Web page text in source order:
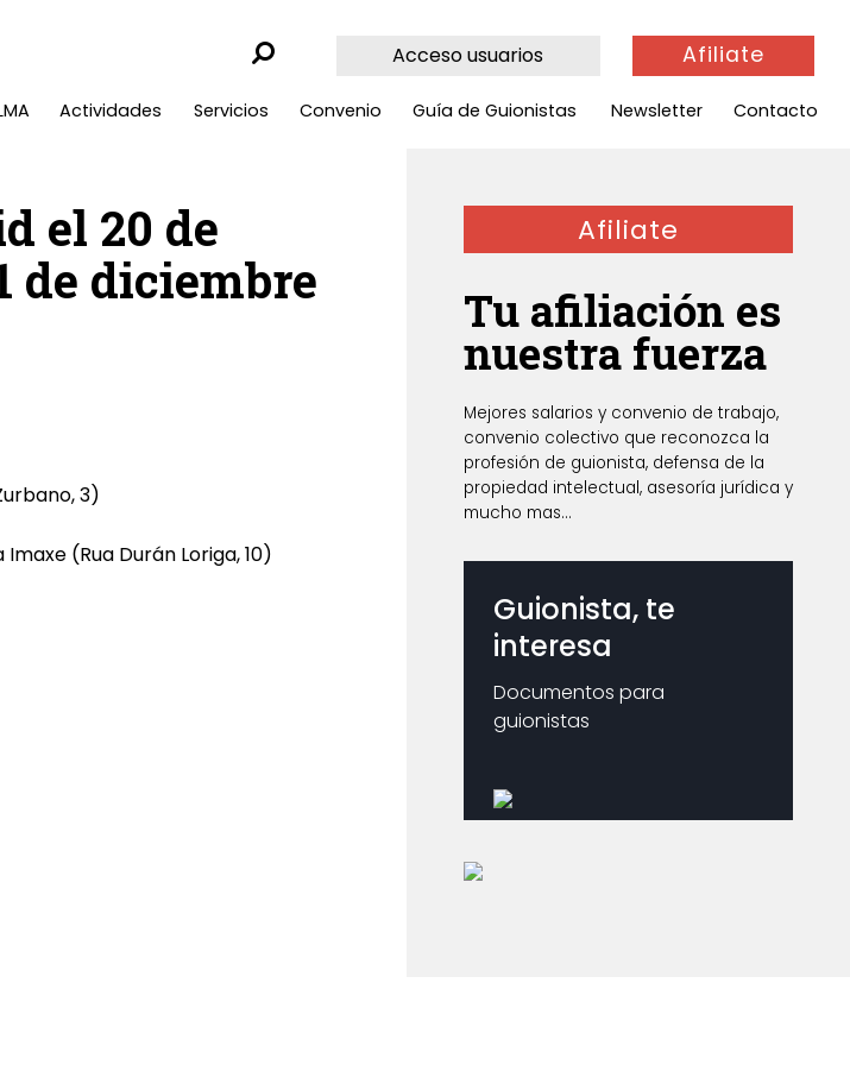
Acceso usuarios Afiliate
Actividades Servicios Convenio Guía de Guionistas Newsletter Contacto
el 20 de
de diciembre
3)
(Rua Durán Loriga, 10)
Afiliate
Tu afiliación es
nuestra fuerza
Mejores salarios y convenio de trabajo,
convenio colectivo que reconozca la
profesión de guionista, defensa de la
propiedad intelectual, asesoría jurídica y
mucho mas...
Guionista, te
interesa
Documentos para
guionistas